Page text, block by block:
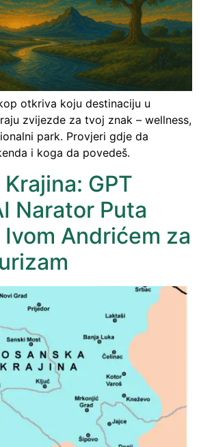
otkriva koju destinaciju u
zvijezde za tvoj znak – wellness,
park. Provjeri gdje da
i koga da povedeš.
GPT
Narator Puta
Andrićem za